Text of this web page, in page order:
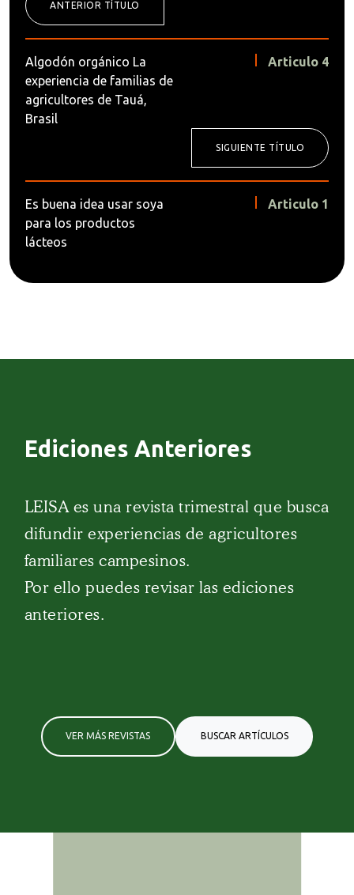
ANTERIOR TÍTULO
Algodón orgánico La
experiencia de familias de
agricultores de Tauá,
Brasil
Articulo 4
SIGUIENTE TÍTULO
Es buena idea usar soya
para los productos
lácteos
Articulo 1
Ediciones Anteriores
LEISA es una revista trimestral que busca
difundir experiencias de agricultores
familiares campesinos.
Por ello puedes revisar las ediciones
anteriores.
VER MÁS REVISTAS BUSCAR ARTÍCULOS